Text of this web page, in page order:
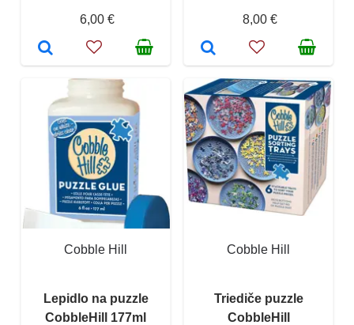
6,00 €
8,00 €
Cobble Hill
Lepidlo na puzzle
CobbleHill 177ml
Cobble Hill
Triediče puzzle
CobbleHill